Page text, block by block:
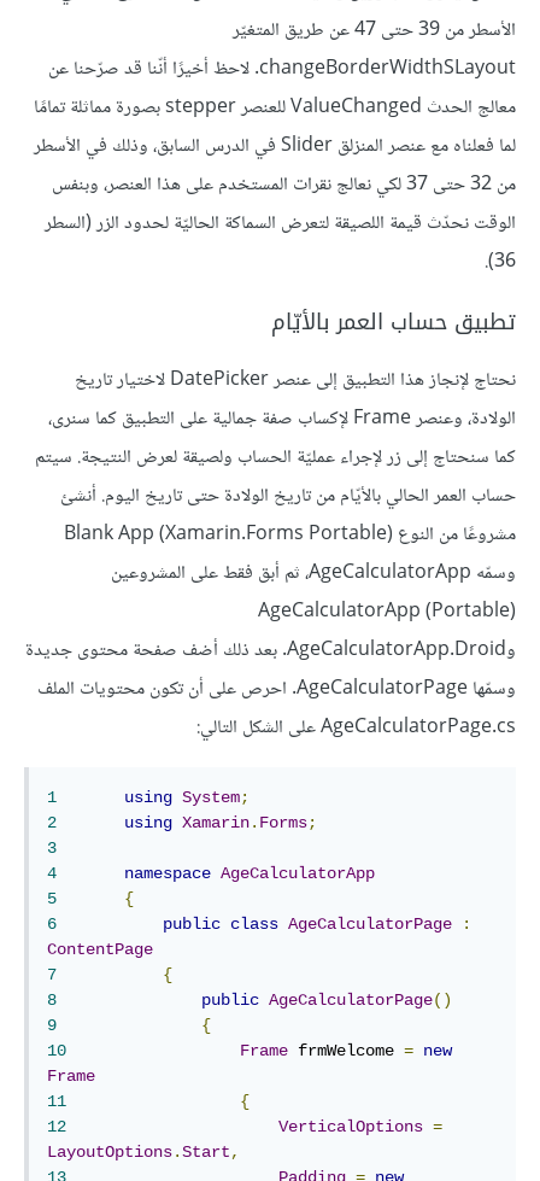
الأسطر من 39 حتى 47 عن طريق المتغيّر
changeBorderWidthSLayout. لاحظ أخيرًا أنّنا قد صرّحنا عن
معالج الحدث ValueChanged للعنصر stepper بصورة مماثلة تمامًا
لما فعلناه مع عنصر المنزلق Slider في الدرس السابق، وذلك في الأسطر
من 32 حتى 37 لكي نعالج نقرات المستخدم على هذا العنصر، وبنفس
الوقت نحدّث قيمة اللصيقة لتعرض السماكة الحاليّة لحدود الزر (السطر
36).
تطبيق حساب العمر بالأيّام
نحتاج لإنجاز هذا التطبيق إلى عنصر DatePicker لاختيار تاريخ
الولادة، وعنصر Frame لإكساب صفة جمالية على التطبيق كما سنرى،
كما سنحتاج إلى زر لإجراء عمليّة الحساب ولصيقة لعرض النتيجة. سيتم
حساب العمر الحالي بالأيّام من تاريخ الولادة حتى تاريخ اليوم. أنشئ
مشروعًا من النوع Blank App (Xamarin.Forms Portable)
وسمّه AgeCalculatorApp، ثم أبق فقط على المشروعين
AgeCalculatorApp (Portable)
وAgeCalculatorApp.Droid. بعد ذلك أضف صفحة محتوى جديدة
وسمّها AgeCalculatorPage. احرص على أن تكون محتويات الملف
AgeCalculatorPage.cs على الشكل التالي:
1 using System;
2
using Xamarin. Forms;
3
4
namespace AgeCalculatorApp
5
{
6
public class AgeCalculatorPage
:
ContentPage
7
{
8
public AgeCalculatorPage()
9
{
10
Frame frmWelcome = new
Frame
11
{
12
VerticalOptions =
LayoutOptions.Start,